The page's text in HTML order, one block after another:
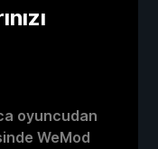
oyuncudan
WeMod